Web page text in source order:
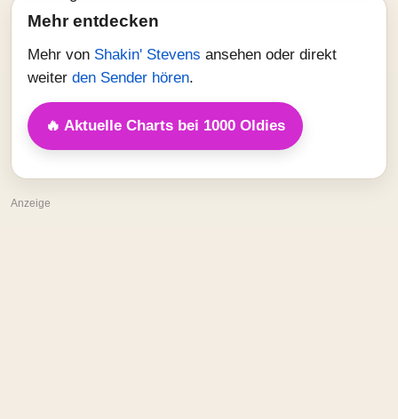
Mehr entdecken
Mehr von Shakin' Stevens ansehen oder direkt
weiter den Sender hören.
🔥 Aktuelle Charts bei 1000 Oldies
Anzeige